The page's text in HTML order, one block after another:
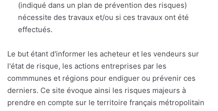
(indiqué dans un plan de prévention des risques)
nécessite des travaux et/ou si ces travaux ont été
effectués.
Le but étant d'informer les acheteur et les vendeurs sur
l'état de risque, les actions entreprises par les
commmunes et régions pour endiguer ou prévenir ces
derniers. Ce site évoque ainsi les risques majeurs à
prendre en compte sur le territoire français métropolitain